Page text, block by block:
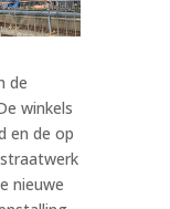
de
winkels
en de op
nieuwe